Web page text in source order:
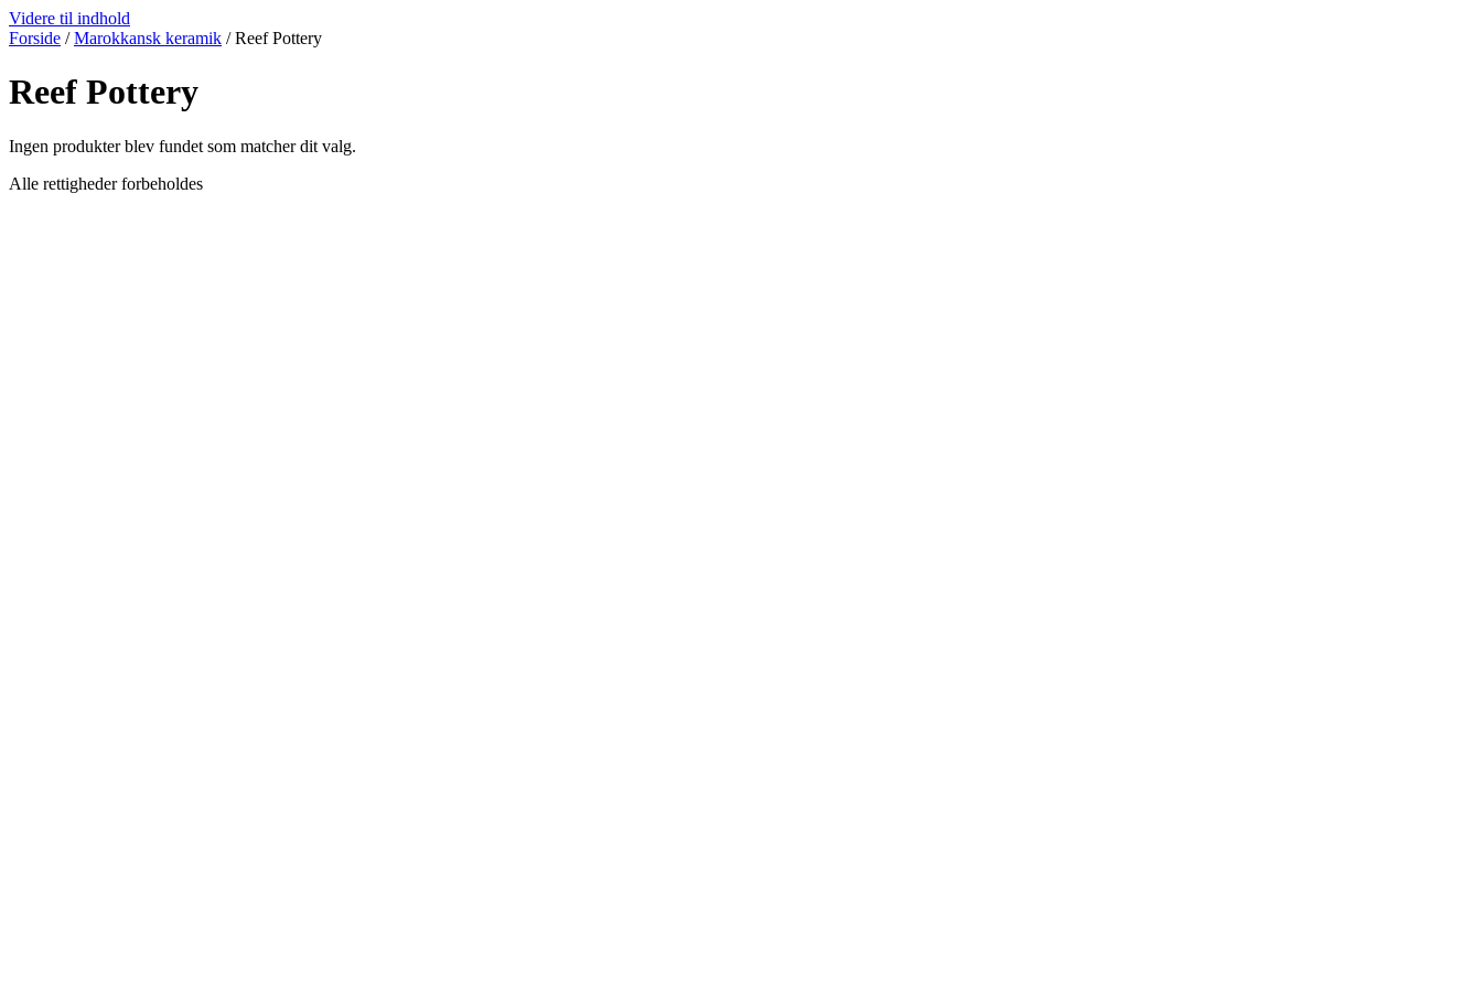
Videre til indhold
Forside /Marokkansk keramik / Reef Pottery
Reef Pottery
Ingen produkter blev fundet som matcher dit valg.
Alle rettigheder forbeholdes